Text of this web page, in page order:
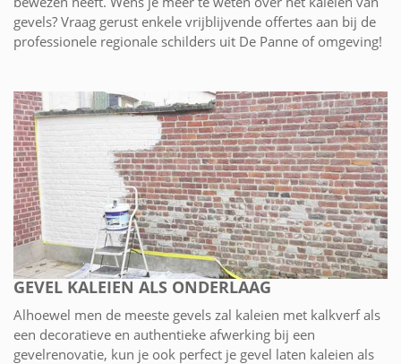
gevels? Vraag gerust enkele vrijblijvende offertes aan bij de
professionele regionale schilders uit De Panne of omgeving!
GEVEL KALEIEN ALS ONDERLAAG
Alhoewel men de meeste gevels zal kaleien met kalkverf als
een decoratieve en authentieke afwerking bij een
gevelrenovatie, kun je ook perfect je gevel laten kaleien als